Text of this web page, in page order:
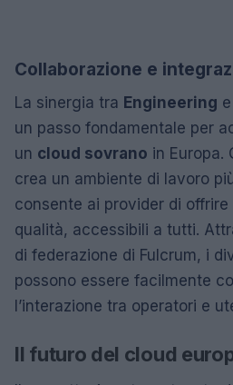
Collaborazione e
La sinergia tra Engineering e
un passo fondamentale per
un cloud sovrano in Europa.
crea un ambiente di lavoro
consente ai provider di
qualità, accessibili a tutti.
di federazione di Fulcrum, i
possono essere facilmente
l’interazione tra operatori e
Il futuro del cloud